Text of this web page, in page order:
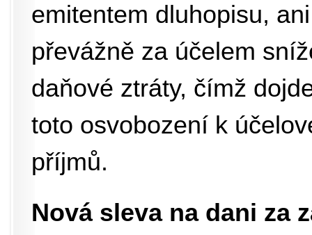
emitentem dluhopisu,
převážně za účelem
daňové ztráty, čímž
toto osvobození k
příjmů.
Nová sleva na dani za